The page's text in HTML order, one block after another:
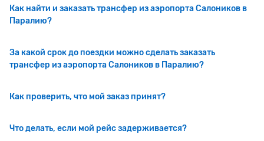
Как найти и заказать трансфер из аэропорта Салоников в
Паралию?
За какой срок до поездки можно сделать заказать
трансфер из аэропорта Салоников в Паралию?
Как проверить, что мой заказ принят?
Что делать, если мой рейс задерживается?